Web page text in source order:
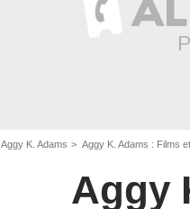
Aggy K. Adams Aggy K. Adams : Films
Aggy